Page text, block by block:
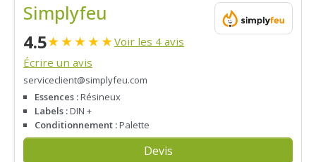
Simplyfeu
4.5★★★★★Voir les 4 avis
Écrire un avis
serviceclient@simplyfeu.com
Essences :Résineux
Labels :DIN +
Conditionnement :Palette
Devis